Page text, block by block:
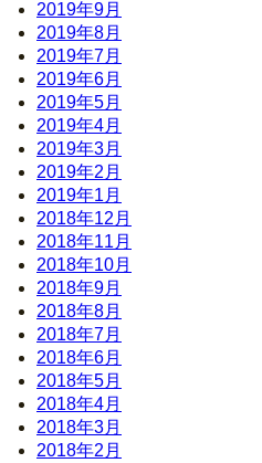
2019年9月
2019年8月
2019年7月
2019年6月
2019年5月
2019年4月
2019年3月
2019年2月
2019年1月
2018年12月
2018年11月
2018年10月
2018年9月
2018年8月
2018年7月
2018年6月
2018年5月
2018年4月
2018年3月
2018年2月